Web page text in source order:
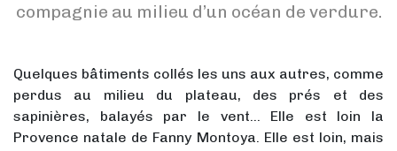
compagnie au milieu d’un océan de verdure.
Quelques bâtiments collés les uns aux autres, comme
perdus au milieu du plateau, des prés et des
sapinières, balayés par le vent… Elle est loin la
Provence natale de Fanny Montoya. Elle est loin, mais